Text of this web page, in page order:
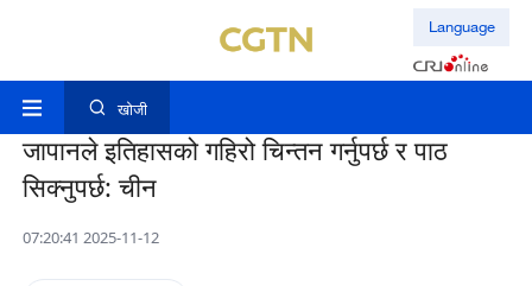
Language
खोजी
जापानले इतिहासको गहिरो चिन्तन गर्नुपर्छ र पाठ
सिक्नुपर्छ: चीन
07:20:41 2025-11-12